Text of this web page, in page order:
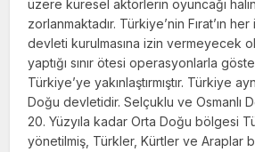
üzere küresel aktörlerin oyuncağı
zorlanmaktadır. Türkiye’nin Fırat’ın
devleti kurulmasına izin vermeyecek
yaptığı sınır ötesi operasyonlarla
Türkiye’ye yakınlaştırmıştır. Türkiye
Doğu devletidir. Selçuklu ve Osmanlı
20. Yüzyıla kadar Orta Doğu bölgesi
yönetilmiş, Türkler, Kürtler ve Araplar